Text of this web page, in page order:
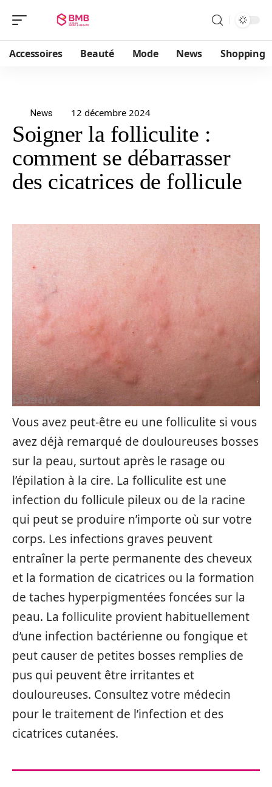
Accessoires Beauté Mode News Shopping
News 12 décembre 2024
Soigner la folliculite :
comment se débarrasser
des cicatrices de follicule
Vous avez peut-être eu une folliculite si vous
avez déjà remarqué de douloureuses bosses
sur la peau, surtout après le rasage ou
l’épilation à la cire. La folliculite est une
infection du follicule pileux ou de la racine
qui peut se produire n’importe où sur votre
corps. Les infections graves peuvent
entraîner la perte permanente des cheveux
et la formation de cicatrices ou la formation
de taches hyperpigmentées foncées sur la
peau. La folliculite provient habituellement
d’une infection bactérienne ou fongique et
peut causer de petites bosses remplies de
pus qui peuvent être irritantes et
douloureuses. Consultez votre médecin
pour le traitement de l’infection et des
cicatrices cutanées.